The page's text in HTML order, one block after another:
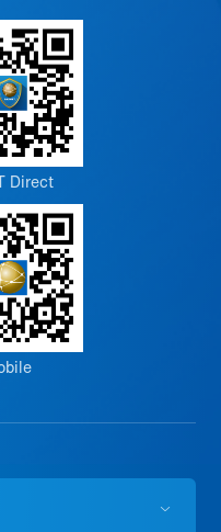
Direct